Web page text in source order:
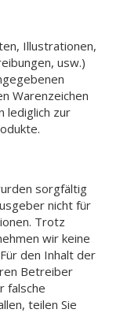
Illustrationen,
usw.)
Warenzeichen
lediglich zur
sorgfältig
nicht für
Trotz
wir keine
den Inhalt der
Betreiber
falsche
teilen Sie